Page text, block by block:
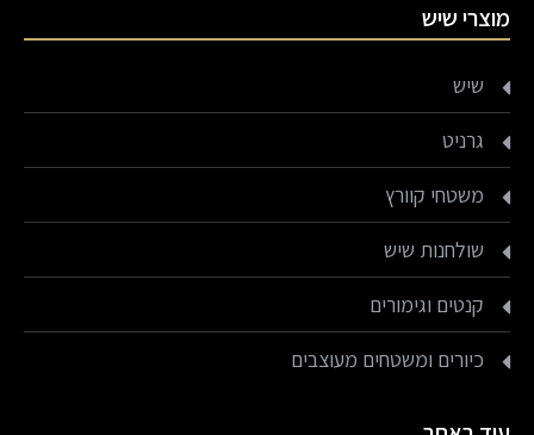
מוצרי שיש
שיש
גרניט
משטחי קוורץ
שולחנות שיש
קנטים וגימורים
כיורים ומשטחים מעוצבים